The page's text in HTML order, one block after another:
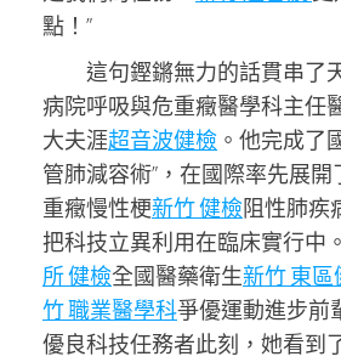
點！”
這句鏗鏘無力的話貫串了
病院呼吸與危重癥醫學科主任
大夫涯超音波健檢 。 他完成了
管肺減容術”，在國際率先展開
重癥慢性梗新竹 健檢阻性肺疾
把科技立異利用在臨床實行中
所 健檢全國醫藥衛生新竹 東區
竹 職業醫學科爭優運動進步前
優良科技任務者此刻，她看到